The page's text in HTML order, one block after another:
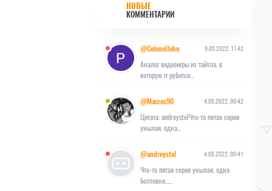
НОВЫЕ
КОММЕНТАРИИ
@ColonelJohn 9.05.2022, 17:42
Аналог видеоигры из тайтла, в
которую гг рубится...
@Macros90 4.05.2022, 00:42
Цитата: andreystelЧто-то пятая серия
унылая, одна...
@andreystel 4.05.2022, 00:41
Что-то пятая серия унылая, одна
болтовня......